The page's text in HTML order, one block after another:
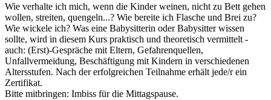
Wie verhalte ich mich, wenn die Kinder weinen, nicht zu Bett gehen
wollen, streiten, quengeln...? Wie bereite ich Flasche und Brei zu?
Wie wickele ich? Was eine Babysitterin oder Babysitter wissen
sollte, wird in diesem Kurs praktisch und theoretisch vermittelt -
auch: (Erst)-Gespräche mit Eltern, Gefahrenquellen,
Unfallvermeidung, Beschäftigung mit Kindern in verschiedenen
Altersstufen. Nach der erfolgreichen Teilnahme erhält jede/r ein
Zertifikat.
Bitte mitbringen: Imbiss für die Mittagspause.